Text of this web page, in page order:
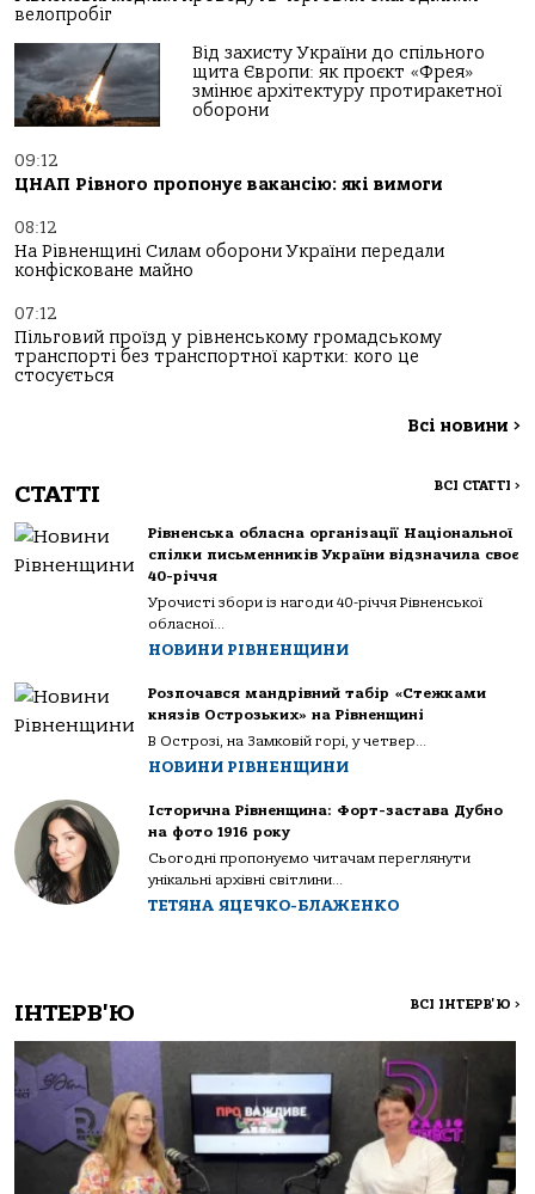
велопробіг
Від захисту України до спільного
щита Європи: як проєкт «Фрея»
змінює архітектуру протиракетної
оборони
09:12
ЦНАП Рівного пропонує вакансію: які вимоги
08:12
На Рівненщині Силам оборони України передали
конфісковане майно
07:12
Пільговий проїзд у рівненському громадському
транспорті без транспортної картки: кого це
стосується
Всі новини >
СТАТТІ ВСІ СТАТТІ >
Рівненська обласна організації Національної
спілки письменників України відзначила своє
40-річчя
Урочисті збори із нагоди 40-річчя Рівненської
обласної...
НОВИНИ РІВНЕНЩИНИ
Розпочався мандрівний табір «Стежками
князів Острозьких» на Рівненщині
В Острозі, на Замковій горі, у четвер...
НОВИНИ РІВНЕНЩИНИ
Історична Рівненщина: Форт-застава Дубно
на фото 1916 року
Сьогодні пропонуємо читачам переглянути
унікальні архівні світлини...
ТЕТЯНА ЯЦЕЧКО-БЛАЖЕНКО
ІНТЕРВ'Ю ВСІ ІНТЕРВ'Ю >